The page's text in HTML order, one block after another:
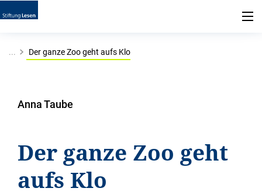
... Der ganze Zoo geht aufs Klo
Anna Taube
Der ganze Zoo geht
aufs Klo